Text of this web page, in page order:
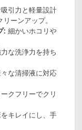
引力と軽量設計
ーンアップ。
: 細かいホコリや
な洗浄力を持ち
な清掃液に対応
クフリーでクリ
キレイにし、手